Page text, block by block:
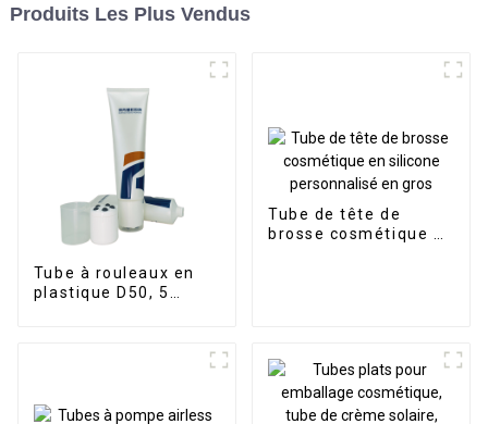
Produits Les Plus Vendus
Tube à rouleaux en
plastique D50, 5
Tube de tête de
brosse cosmétique en